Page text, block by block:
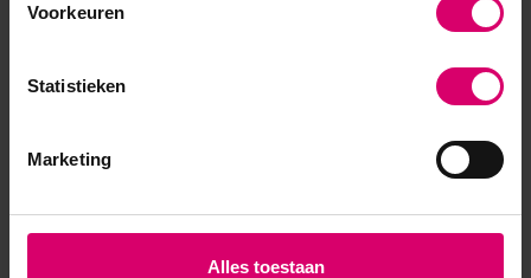
Voorkeuren
Statistieken
Marketing
Alles toestaan